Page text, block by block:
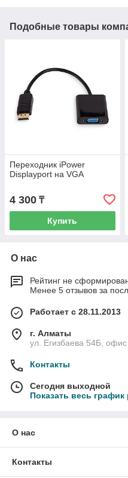
Подобные товары
Переходник iPower
Displayport на VGA
4 300 ₸
Купить
О нас
Рейтинг не
Менее 5 отзывов за
Работает с 28.11.2013
г. Алматы
ул. Егизбаева 54Б,
Контакты
Сегодня выходной
Показать весь
О нас
Контакты